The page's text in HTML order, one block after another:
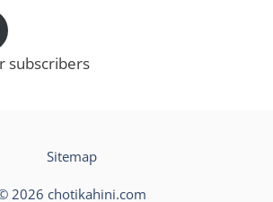
subscribers
Sitemap
2026 chotikahini.com